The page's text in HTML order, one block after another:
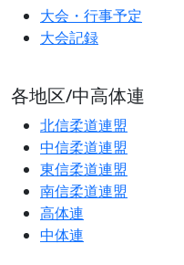
大会・行事予定
大会記録
各地区/中高体連
北信柔道連盟
中信柔道連盟
東信柔道連盟
南信柔道連盟
高体連
中体連